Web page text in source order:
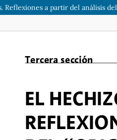
Reflexiones a partir del análisis